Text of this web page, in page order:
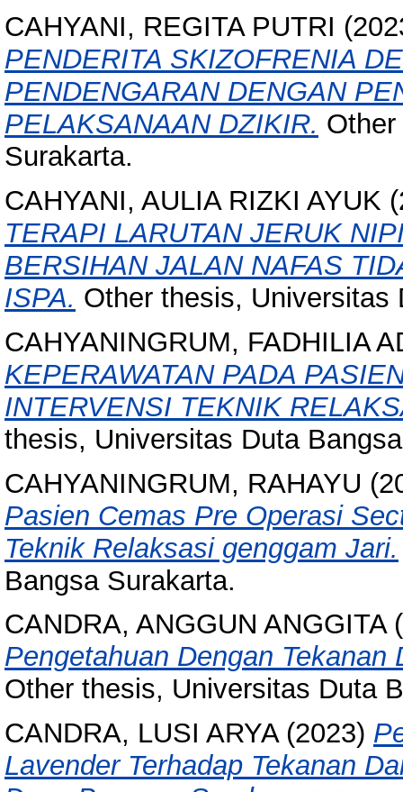
CAHYANI, REGITA PUTRI
PENDERITA SKIZOFRENIA
PENDENGARAN DENGAN
PELAKSANAAN DZIKIR.
Surakarta.
CAHYANI, AULIA RIZKI AYUK
TERAPI LARUTAN JERUK
BERSIHAN JALAN NAFAS
ISPA. Other thesis, Universitas
CAHYANINGRUM, FADHILIA
KEPERAWATAN PADA
INTERVENSI TEKNIK
thesis, Universitas Duta
CAHYANINGRUM, RAHAYU
Pasien Cemas Pre Operasi
Teknik Relaksasi genggam Jari.
Bangsa Surakarta.
CANDRA, ANGGUN ANGGITA
Pengetahuan Dengan
Other thesis, Universitas Duta
CANDRA, LUSI ARYA(2023)
Lavender Terhadap Tekanan